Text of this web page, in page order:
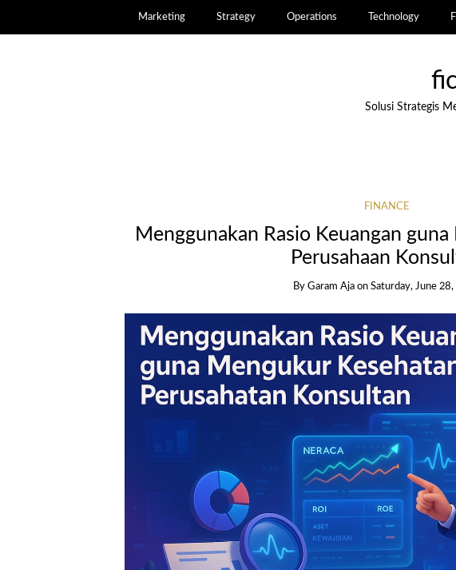
Marketing Strategy Operations Technology
Solusi Strategis
FINANCE
Menggunakan Rasio Keuangan
Perusahaan
ByGaram Aja onSaturday, June